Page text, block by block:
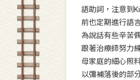
語助詞，注意到
前也定期進行語
為說話有些辛苦
跟著治療師努力
母家庭的細心照
以彌補落後的部